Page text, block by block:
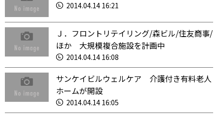
2014.04.14 16:21
Ｊ．フロントリテイリング/森ビル/住友商事/
ほか 大規模複合施設を計画中
2014.04.14 16:08
サンケイビルウェルケア 介護付き有料老人
ホームが開設
2014.04.14 16:05